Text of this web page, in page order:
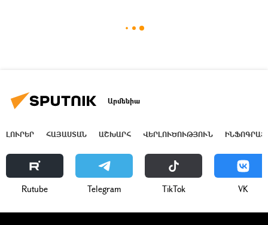
Արմենիա
ԼՈՒՐԵՐ ՀԱՅԱՍՏԱՆ ԱՇԽԱՐՀ ՎԵՐԼՈՒԾՈՒԹՅՈՒՆ
Rutube Telegram ТikТоk VK